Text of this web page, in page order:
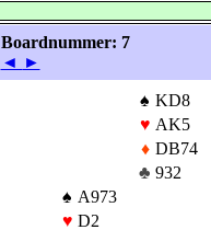
Boardnummer: 7
◄ ►
♠ KD8
♥ AK5
♦ DB74
♣ 932
♠ A973
♥ D2